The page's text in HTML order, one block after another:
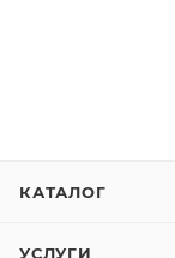
КАТАЛОГ
УСЛУГИ